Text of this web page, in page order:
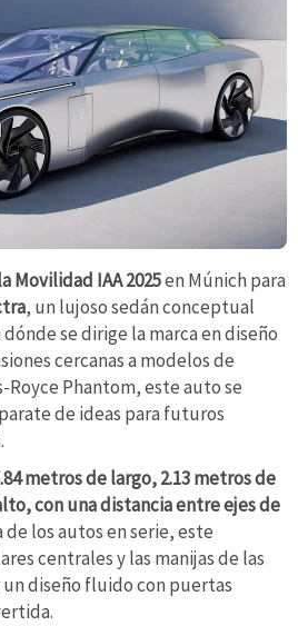
Movilidad IAA 2025en Múnich para
, un lujoso sedán conceptual
se dirige la marca en diseño
cercanas a modelos de
Phantom, este auto se
de ideas para futuros
metros de largo, 2.13 metros de
con una distancia entre ejes de
de los autos en serie, este
centrales y las manijas de las
diseño fluido con puertas